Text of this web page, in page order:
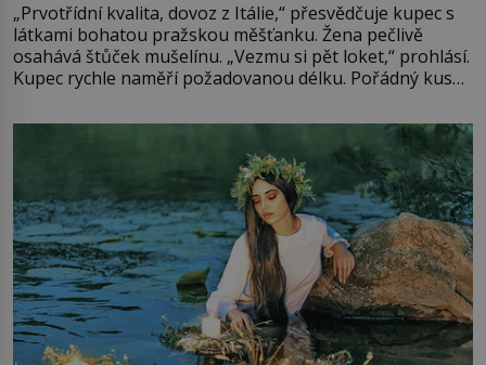
„Prvotřídní kvalita, dovoz z Itálie,“ přesvědčuje kupec s
látkami bohatou pražskou měšťanku. Žena pečlivě
osahává štůček mušelínu. „Vezmu si pět loket,“ prohlásí.
Kupec rychle naměří požadovanou délku. Pořádný kus
milostpaní. Stačí jenom na sukni,“ zhodnotí švadlena
množství růžového mušelínu. „Ošidili vás, podívejte.“
Vezme do ruky dřevěnou